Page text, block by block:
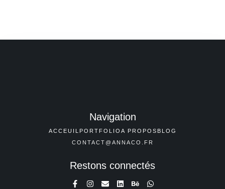
Navigation
ACCEUIL PORTFOLIO A PROPOS BLOG
CONTACT@ANNACO.FR
Restons connectés